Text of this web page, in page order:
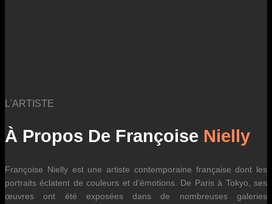
L'ARTISTE
À Propos De Françoise Nielly
Françoise Nielly est une artiste contemporaine française dont les
portraits éclatent de couleurs et d’émotions. De Paris à Tokyo, ses
œuvres ont été exposées dans de nombreuses galeries